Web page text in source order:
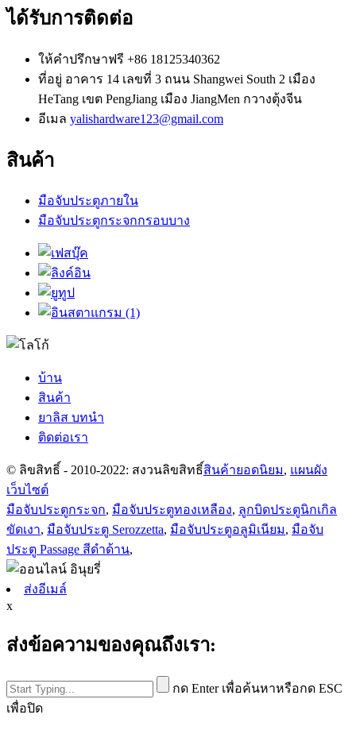
ได้รับการติดต่อ
ให้คำปรึกษาฟรี +86 18125340362
ที่อยู่ อาคาร 14 เลขที่ 3 ถนน Shangwei South 2 เมือง
HeTang เขต PengJiang เมือง JiangMen กวางตุ้งจีน
อีเมล yalishardware123@gmail.com
สินค้า
มือจับประตูภายใน
มือจับประตูกระจกกรอบบาง
บ้าน
สินค้า
ยาลิส บทนำ
ติดต่อเรา
© ลิขสิทธิ์ - 2010-2022: สงวนลิขสิทธิ์สินค้ายอดนิยม, แผนผัง
เว็บไซต์
มือจับประตูกระจก, มือจับประตูทองเหลือง, ลูกบิดประตูนิกเกิล
ขัดเงา, มือจับประตู Serozzetta, มือจับประตูอลูมิเนียม, มือจับ
ประตู Passage สีดำด้าน,
ส่งอีเมล์
x
ส่งข้อความของคุณถึงเรา:
กด Enter เพื่อค้นหาหรือกด ESC
เพื่อปิด